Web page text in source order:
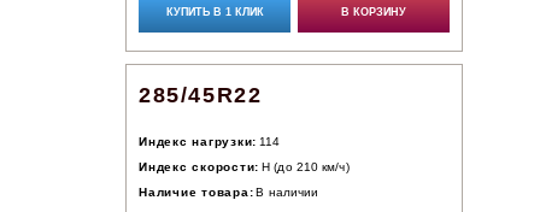
КУПИТЬ В 1 КЛИК В КОРЗИНУ
285/45R22
Индекс нагрузки: 114
Индекс скорости: H (до 210 км/ч)
Наличие товара: В наличии